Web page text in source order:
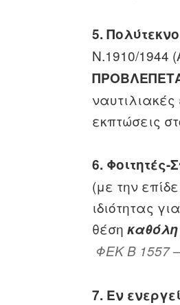
5.
Ν.1910/1944
εκπτώσεις
6. Φοιτητές-
(με την
ιδιότητας
θέσηκαθόλη
ΦΕΚ B 1557
7. Εν